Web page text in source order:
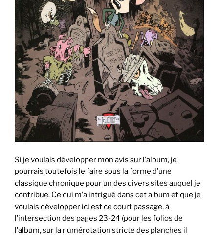
Si je voulais développer mon avis sur l’album, je
pourrais toutefois le faire sous la forme d’une
classique chronique pour un des divers sites auquel je
contribue. Ce qui m’a intrigué dans cet album et que je
voulais développer ici est ce court passage, à
l’intersection des pages 23-24 (pour les folios de
l’album, sur la numérotation stricte des planches il